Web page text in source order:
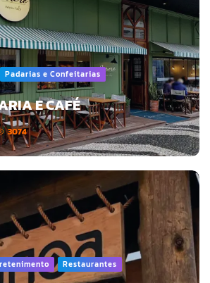
Padarias e Confeitarias
E CAFÉ
3074
Restaurantes